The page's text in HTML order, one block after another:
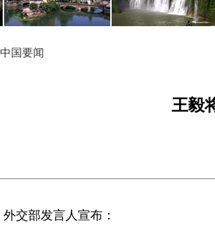
中国要闻
王毅
外交部发言人宣布：